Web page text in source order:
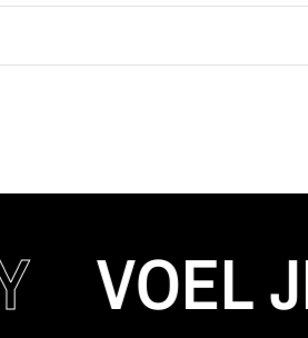
JE